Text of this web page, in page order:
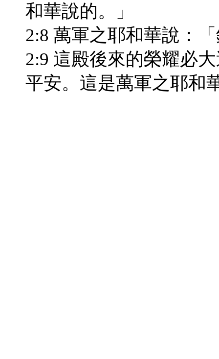
和華說的。」
2:8 萬軍之耶和華說：
2:9 這殿後來的榮耀必
平安。這是萬軍之耶和